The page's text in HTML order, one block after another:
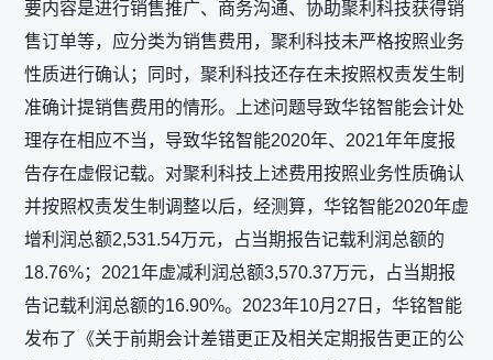
要内容是进行销售推广、商务沟通、协助聚利科技获得销
售订单等，应分类为销售费用，聚利科技未严格按照业务
性质进行确认；同时，聚利科技还存在未按照权责发生制
准确计提销售费用的情形。上述问题导致华铭智能会计处
理存在相应不当，导致华铭智能2020年、2021年年度报
告存在虚假记载。对聚利科技上述费用按照业务性质确认
并按照权责发生制调整以后，经测算，华铭智能2020年虚
增利润总额2,531.54万元，占当期报告记载利润总额的
18.76%；2021年虚减利润总额3,570.37万元，占当期报
告记载利润总额的16.90%。2023年10月27日，华铭智能
发布了《关于前期会计差错更正及相关定期报告更正的公